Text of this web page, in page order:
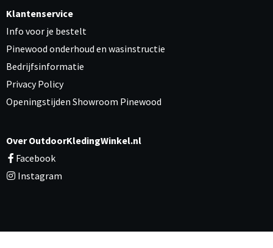
Klantenservice
Info voor je bestelt
Pinewood onderhoud en wasinstructie
Bedrijfsinformatie
Privacy Policy
Openingstijden Showroom Pinewood
Over OutdoorKledingWinkel.nl
Facebook
Instagram